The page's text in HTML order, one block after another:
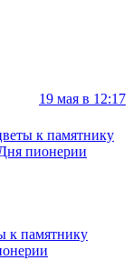
19 мая в 12:17
к памятнику